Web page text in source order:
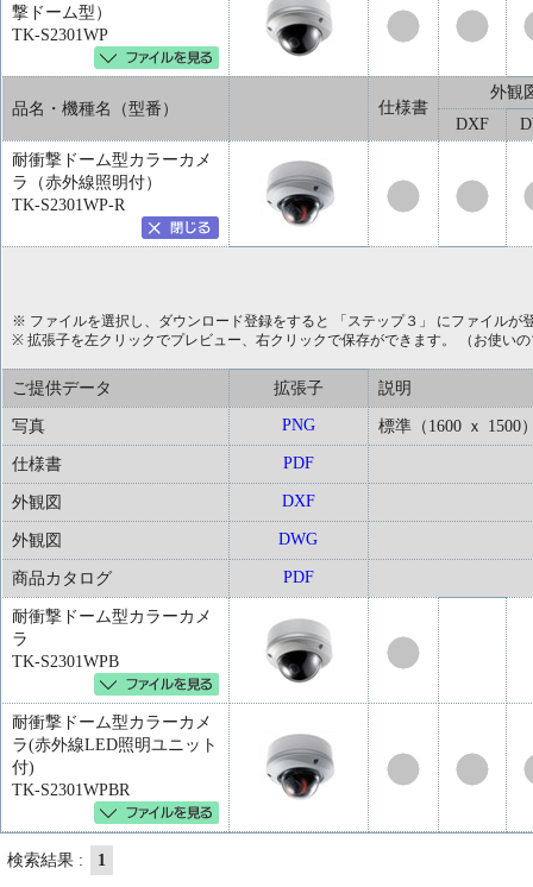
撃ドーム型）
TK-S2301WP
品名・機種名（型番） 仕様書
外観
DXF
耐衝撃ドーム型カラーカメ
ラ（赤外線照明付）
TK-S2301WP-R
※ ファイルを選択し、ダウンロード登録をすると 「ステップ３」 にファイルが
※ 拡張子を左クリックでプレビュー、右クリックで保存ができます。 （お使い
ご提供データ 拡張子 説明
写真 PNG 標準（1600 ｘ 1500
仕様書 PDF
外観図 DXF
外観図 DWG
商品カタログ PDF
耐衝撃ドーム型カラーカメ
ラ
TK-S2301WPB
耐衝撃ドーム型カラーカメ
ラ(赤外線LED照明ユニット
付)
TK-S2301WPBR
検索結果 : 1